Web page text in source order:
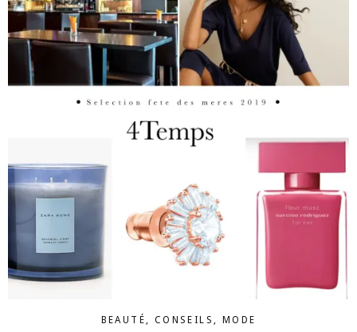
BEAUTÉ, CONSEILS , MODE